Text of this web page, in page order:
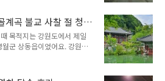
는 교통비보다 저렴하다면
락이 아려요. 이런 날은 밖에
돌아가서 실내에서 노는 것이
어질 예정이라고 해요. 일기
새벽에 영하 14도를 기록한
는 모습을 보여요. 그래도 금
일기예보를 보면 1월 남은 기
계곡 불교 사찰 절 청
목적지는 강원도에서 제일
군 상동읍이었어요. 강원도
텅스텐 광산이 있던 곳이었
동'이 바로 강원도 영월군 상